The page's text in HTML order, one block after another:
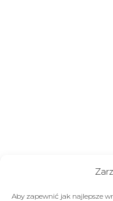
Aby zapewnić jak najlepsze